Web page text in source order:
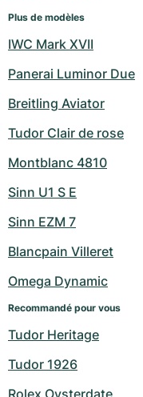
Plus de modèles
IWC Mark XVII
Panerai Luminor Due
Breitling Aviator
Tudor Clair de rose
Montblanc 4810
Sinn U1 S E
Sinn EZM 7
Blancpain Villeret
Omega Dynamic
Recommandé pour vous
Tudor Heritage
Tudor 1926